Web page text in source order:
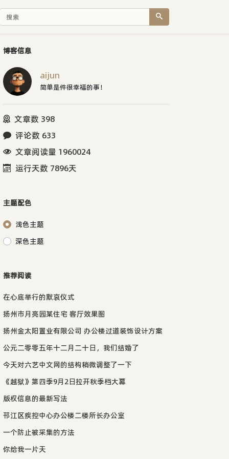
博客信息
aijun
简单是件很幸福的事！
文章数 398
评论数 633
文章阅读量 1960024
运行天数 7896天
主题配色
浅色主题
深色主题
推荐阅读
在心底举行的默哀仪式
扬州市月亮园某住宅 客厅效果图
扬州金太阳置业有限公司 办公楼过道装饰设计方案
公元二零零五年十二月二十日，我们结婚了
今天对六艺中文网的结构稍微调整了一下
《越狱》第四季9月2日拉开秋季档大幕
版权信息的最新写法
邗江区疾控中心办公楼二楼所长办公室
一个防止被采集的方法
你给我一片天